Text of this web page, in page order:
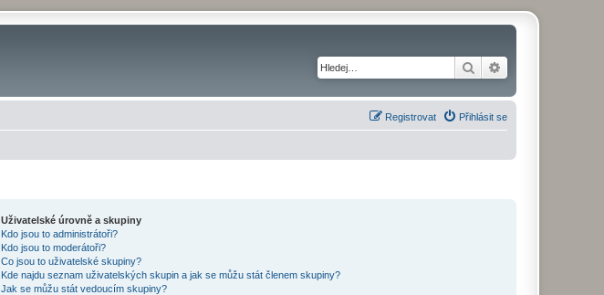
Hledat
Přihlásit se
Registrovat
Uživatelské úrovně a skupiny
Kdo jsou to administrátoři?
Kdo jsou to moderátoři?
Co jsou to uživatelské skupiny?
Kde najdu seznam uživatelských skupin a jak se můžu stát členem skupiny?
Jak se můžu stát vedoucím skupiny?